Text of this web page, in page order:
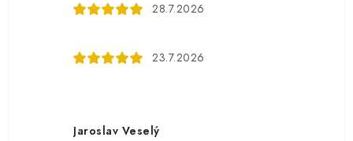
28.7.2026
23.7.2026
Jaroslav Veselý